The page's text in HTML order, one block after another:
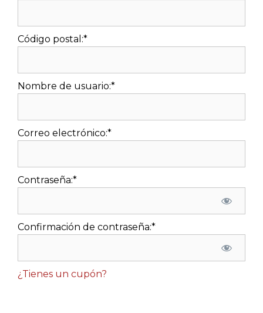
Código postal:*
Nombre de usuario:*
Correo electrónico:*
Contraseña:*
Confirmación de contraseña:*
¿Tienes un cupón?